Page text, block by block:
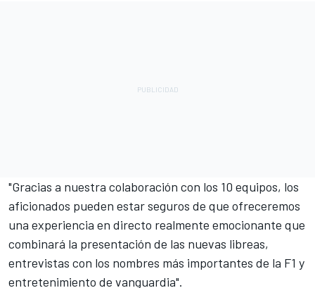
"Gracias a nuestra colaboración con los 10 equipos, los
aficionados pueden estar seguros de que ofreceremos
una experiencia en directo realmente emocionante que
combinará la presentación de las nuevas libreas,
entrevistas con los nombres más importantes de la F1 y
entretenimiento de vanguardia".